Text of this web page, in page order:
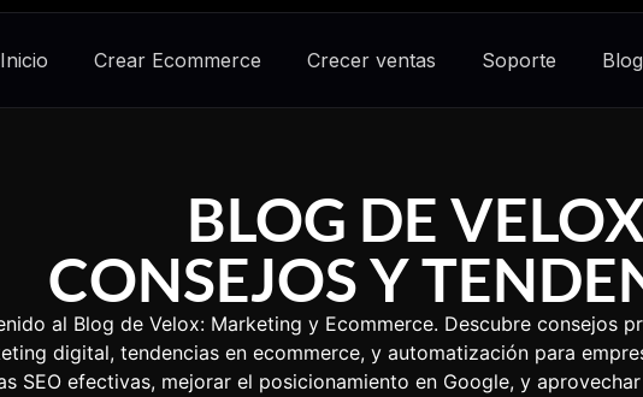
Inicio Crear Ecommerce Crecer ventas Soporte Blog
BLOG DE
CONSEJOS Y
al Blog de Velox: Marketing y Ecommerce. Descubre consejos
digital, tendencias en ecommerce, y automatización para
SEO efectivas, mejorar el posicionamiento en Google, y